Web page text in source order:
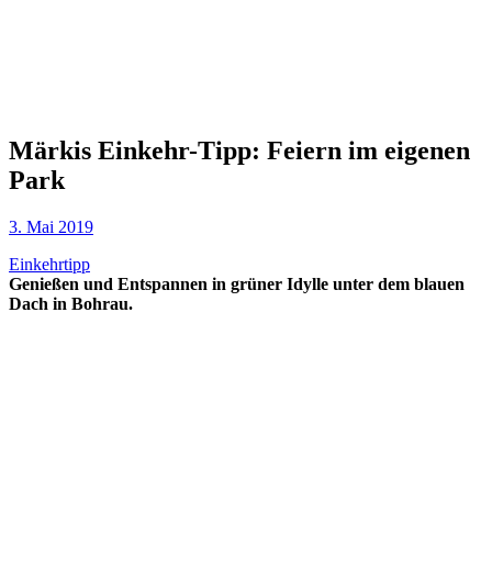
Märkis Einkehr-Tipp: Feiern im eigenen
Park
3. Mai 2019
Einkehrtipp
Genießen und Entspannen in grüner Idylle unter dem blauen
Dach in Bohrau.